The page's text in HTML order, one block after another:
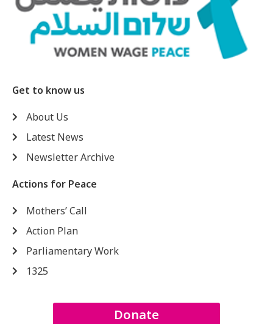
Get to know us
About Us
Latest News
Newsletter Archive
Actions for Peace
Mothers’ Call
Action Plan
Parliamentary Work
1325
Donate